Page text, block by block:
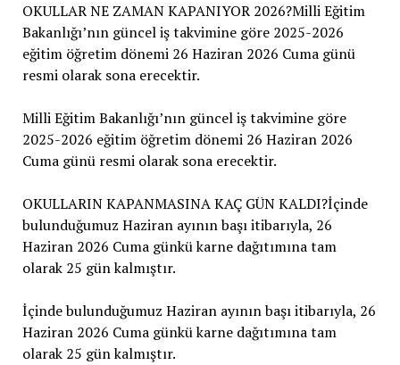
OKULLAR NE ZAMAN KAPANIYOR 2026?Milli Eğitim
Bakanlığı’nın güncel iş takvimine göre 2025-2026
eğitim öğretim dönemi 26 Haziran 2026 Cuma günü
resmi olarak sona erecektir.
Milli Eğitim Bakanlığı’nın güncel iş takvimine göre
2025-2026 eğitim öğretim dönemi 26 Haziran 2026
Cuma günü resmi olarak sona erecektir.
OKULLARIN KAPANMASINA KAÇ GÜN KALDI?İçinde
bulunduğumuz Haziran ayının başı itibarıyla, 26
Haziran 2026 Cuma günkü karne dağıtımına tam
olarak 25 gün kalmıştır.
İçinde bulunduğumuz Haziran ayının başı itibarıyla, 26
Haziran 2026 Cuma günkü karne dağıtımına tam
olarak 25 gün kalmıştır.